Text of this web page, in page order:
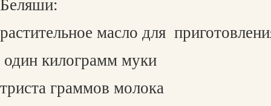
Беляши:
растительное масло для
один килограмм муки
триста граммов молока